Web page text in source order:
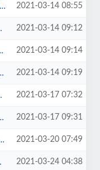
2021-03-14 08:55
2021-03-14 09:12
2021-03-14 09:14
2021-03-14 09:19
2021-03-17 07:32
2021-03-17 09:31
2021-03-20 07:49
2021-03-24 04:38